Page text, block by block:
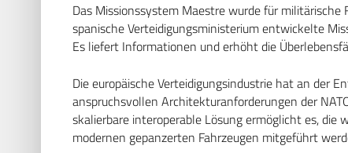
Das Missionssystem Maestre wurde für militärische
spanische Verteidigungsministerium entwickelte
Es liefert Informationen und erhöht die
Die europäische Verteidigungsindustrie hat an der
anspruchsvollen Architekturanforderungen der
skalierbare interoperable Lösung ermöglicht es, die
modernen gepanzerten Fahrzeugen mitgeführt